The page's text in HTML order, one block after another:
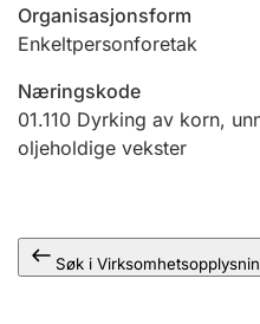
Andre tema
Organisasjonsform
Enkeltpersonforetak
Næringskode
01.110 Dyrking av korn,
oljeholdige vekster
Søk i